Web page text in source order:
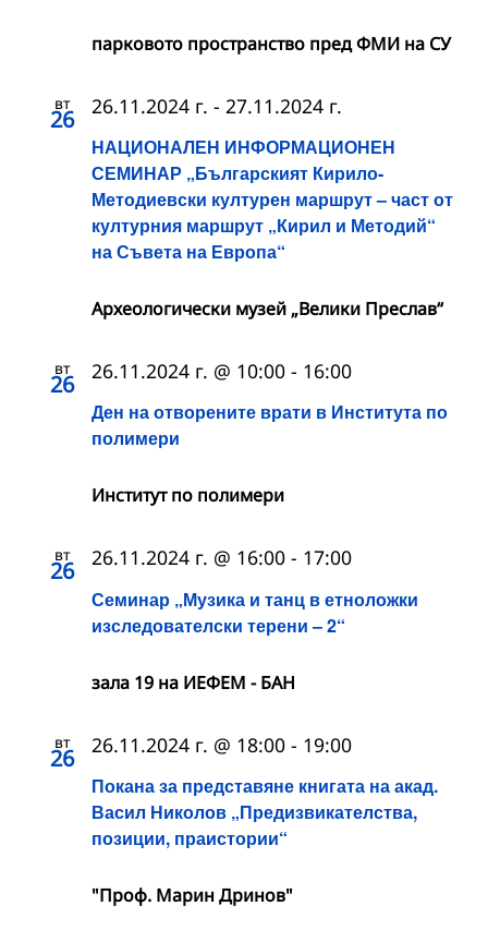
парковото пространство пред ФМИ на СУ
вт
26
НАЦИОНАЛЕН ИНФОРМАЦИОНЕН
СЕМИНАР „Българският Кирило-
Методиевски културен маршрут – част от
културния маршрут „Кирил и Методий“
на Съвета на Европа“
26.11.2024 г. - 27.11.2024 г.
Археологически музей „Велики Преслав“
вт
26
Ден на отворените врати в Института по
полимери
26.11.2024 г. @ 10:00 - 16:00
Институт по полимери
вт
26
Семинар „Музика и танц в етноложки
изследователски терени – 2“
26.11.2024 г. @ 16:00 - 17:00
зала 19 на ИЕФЕМ - БАН
вт
26
Покана за представяне книгата на акад.
Васил Николов „Предизвикателства,
позиции, праистории“
26.11.2024 г. @ 18:00 - 19:00
"Проф. Марин Дринов"